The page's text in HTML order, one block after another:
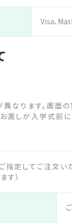
Visa、
なります。画面
渡しが入学式前に
指定してご注文
す）